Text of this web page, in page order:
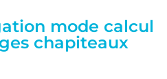
mode calcul
chapiteaux